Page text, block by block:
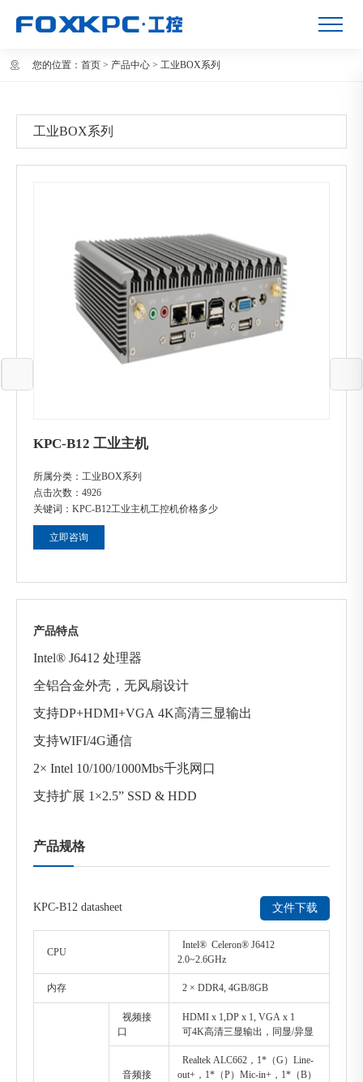
您的位置： 首页 > 产品中心 > 工业BOX系列
工业BOX系列
KPC-B12 工业主机
所属分类： 工业BOX系列
点击次数： 4926
关键词： KPC-B12工业主机工控机价格多少
立即咨询
产品特点
Intel® J6412 处理器
全铝合金外壳，无风扇设计
支持DP+HDMI+VGA 4K高清三显输出
支持WIFI/4G通信
2× Intel 10/100/1000Mbs千兆网口
支持扩展 1×2.5” SSD & HDD
产品规格
KPC-B12 datasheet 文件下载
CPU
Intel® Celeron® J6412
2.0~2.6GHz
内存 2 × DDR4, 4GB/8GB
视频接
口
HDMI x 1,DP x 1, VGA x 1
可4K高清三显输出，同显/异显
音频接
Realtek ALC662，1*（G）Line-
out+，1*（P）Mic-in+，1*（B）